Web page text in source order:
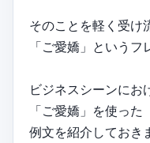
そのことを軽く受け
「ご愛嬌」というフ
ビジネスシーンにお
「ご愛嬌」を使った
例文を紹介しておき